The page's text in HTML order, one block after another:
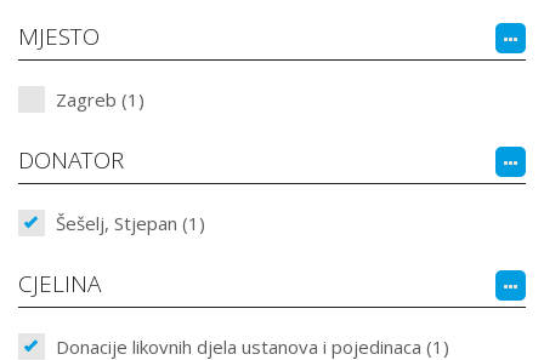
MJESTO
Zagreb (1)
DONATOR
Šešelj, Stjepan (1)
CJELINA
Donacije likovnih djela ustanova i pojedinaca (1)